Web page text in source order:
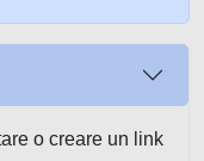
o creare un link